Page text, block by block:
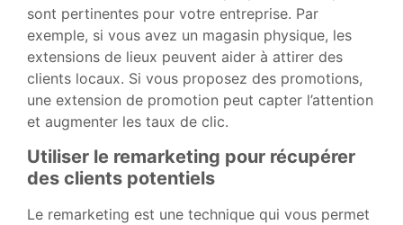
sont pertinentes pour votre entreprise. Par
exemple, si vous avez un magasin physique, les
extensions de lieux peuvent aider à attirer des
clients locaux. Si vous proposez des promotions,
une extension de promotion peut capter l’attention
et augmenter les taux de clic.
Utiliser le remarketing pour récupérer
des clients potentiels
Le remarketing est une technique qui vous permet